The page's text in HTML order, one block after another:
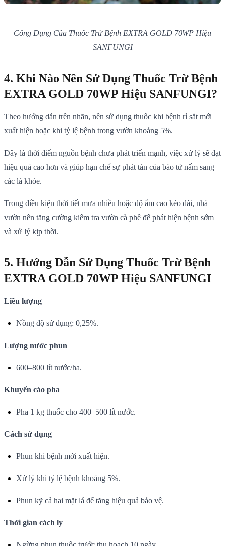
Công Dụng Của Thuốc Trừ Bệnh EXTRA GOLD 70WP Hiệu
SANFUNGI
4. Khi Nào Nên Sử Dụng Thuốc Trừ Bệnh
EXTRA GOLD 70WP Hiệu SANFUNGI?
Theo hướng dẫn trên nhãn, nên sử dụng thuốc khi bệnh rỉ sắt mới
xuất hiện hoặc khi tỷ lệ bệnh trong vườn khoảng 5%.
Đây là thời điểm nguồn bệnh chưa phát triển mạnh, việc xử lý sẽ đạt
hiệu quả cao hơn và giúp hạn chế sự phát tán của bào tử nấm sang
các lá khỏe.
Trong điều kiện thời tiết mưa nhiều hoặc độ ẩm cao kéo dài, nhà
vườn nên tăng cường kiểm tra vườn cà phê để phát hiện bệnh sớm
và xử lý kịp thời.
5. Hướng Dẫn Sử Dụng Thuốc Trừ Bệnh
EXTRA GOLD 70WP Hiệu SANFUNGI
Liều lượng
Nồng độ sử dụng: 0,25%.
Lượng nước phun
600–800 lít nước/ha.
Khuyến cáo pha
Pha 1 kg thuốc cho 400–500 lít nước.
Cách sử dụng
Phun khi bệnh mới xuất hiện.
Xử lý khi tỷ lệ bệnh khoảng 5%.
Phun kỹ cả hai mặt lá để tăng hiệu quả bảo vệ.
Thời gian cách ly